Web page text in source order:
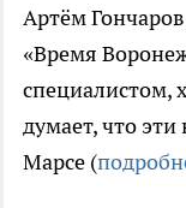
Артём
«Время
специалистом,
думает, что
Марсе (